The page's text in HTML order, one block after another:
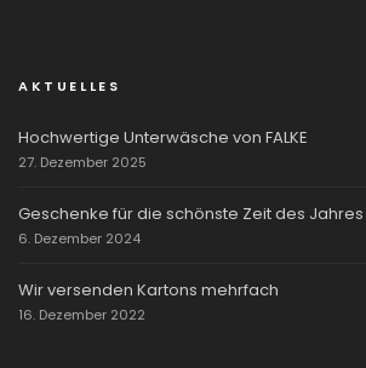
AKTUELLES
Hochwertige Unterwäsche von FALKE
27. Dezember 2025
Geschenke für die schönste Zeit des Jahres
6. Dezember 2024
Wir versenden Kartons mehrfach
16. Dezember 2022